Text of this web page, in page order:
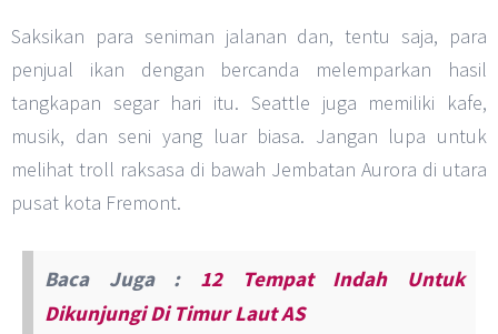
Saksikan para seniman jalanan dan, tentu saja, para
penjual ikan dengan bercanda melemparkan hasil
tangkapan segar hari itu. Seattle juga memiliki kafe,
musik, dan seni yang luar biasa. Jangan lupa untuk
melihat troll raksasa di bawah Jembatan Aurora di utara
pusat kota Fremont.
Baca Juga :
12 Tempat Indah Untuk
Dikunjungi Di Timur Laut AS